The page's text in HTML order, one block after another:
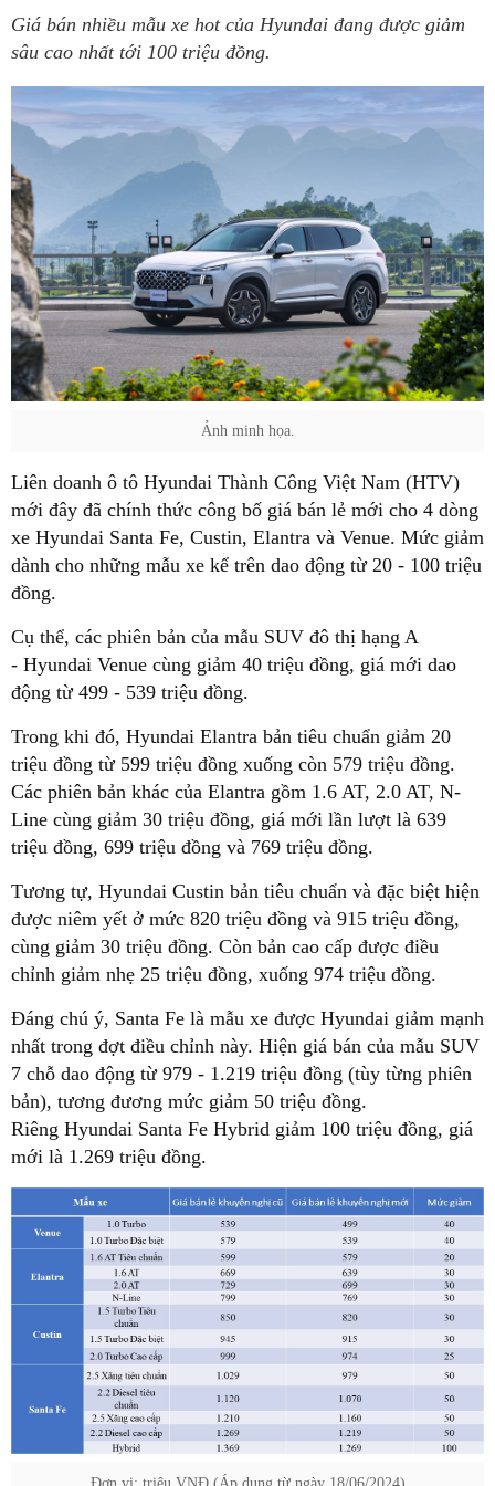
Giá bán nhiều mẫu xe hot của Hyundai đang được giảm
sâu cao nhất tới 100 triệu đồng.
Ảnh minh họa.
Liên doanh ô tô Hyundai Thành Công Việt Nam (HTV)
mới đây đã chính thức công bố giá bán lẻ mới cho 4 dòng
xe Hyundai Santa Fe, Custin, Elantra và Venue. Mức giảm
dành cho những mẫu xe kể trên dao động từ 20 - 100 triệu
đồng.
Cụ thể, các phiên bản của mẫu SUV đô thị hạng A
- Hyundai Venue cùng giảm 40 triệu đồng, giá mới dao
động từ 499 - 539 triệu đồng.
Trong khi đó, Hyundai Elantra bản tiêu chuẩn giảm 20
triệu đồng từ 599 triệu đồng xuống còn 579 triệu đồng.
Các phiên bản khác của Elantra gồm 1.6 AT, 2.0 AT, N-
Line cùng giảm 30 triệu đồng, giá mới lần lượt là 639
triệu đồng, 699 triệu đồng và 769 triệu đồng.
Tương tự, Hyundai Custin bản tiêu chuẩn và đặc biệt hiện
được niêm yết ở mức 820 triệu đồng và 915 triệu đồng,
cùng giảm 30 triệu đồng. Còn bản cao cấp được điều
chỉnh giảm nhẹ 25 triệu đồng, xuống 974 triệu đồng.
Đáng chú ý, Santa Fe là mẫu xe được Hyundai giảm mạnh
nhất trong đợt điều chỉnh này. Hiện giá bán của mẫu SUV
7 chỗ dao động từ 979 - 1.219 triệu đồng (tùy từng phiên
bản), tương đương mức giảm 50 triệu đồng.
Riêng Hyundai Santa Fe Hybrid giảm 100 triệu đồng, giá
mới là 1.269 triệu đồng.